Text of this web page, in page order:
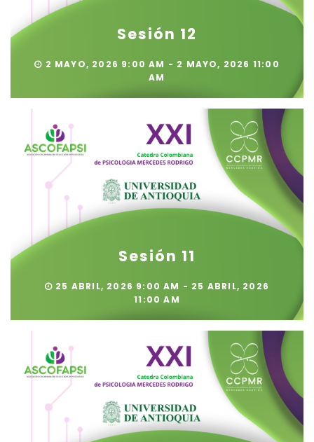
Sesión 12
2 MAYO, 2026 9:00 AM - 2 MAYO, 2026 11:00
AM
Sesión 11
25 ABRIL, 2026 9:00 AM - 25 ABRIL, 2026
11:00 AM